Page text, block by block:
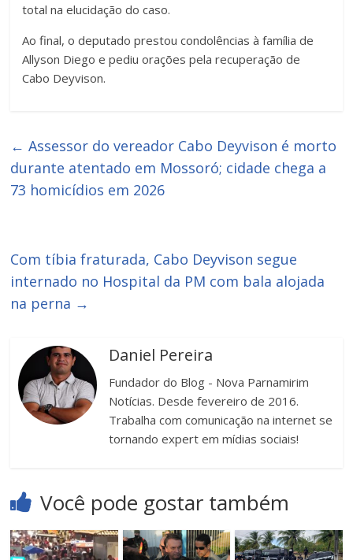
total na elucidação do caso.
Ao final, o deputado prestou condolências à família de
Allyson Diego e pediu orações pela recuperação de
Cabo Deyvison.
← Assessor do vereador Cabo Deyvison é morto
durante atentado em Mossoró; cidade chega a
73 homicídios em 2026
Com tíbia fraturada, Cabo Deyvison segue
internado no Hospital da PM com bala alojada
na perna →
Daniel Pereira
Fundador do Blog - Nova Parnamirim
Notícias. Desde fevereiro de 2016.
Trabalha com comunicação na internet se
tornando expert em mídias sociais!
Você pode gostar também